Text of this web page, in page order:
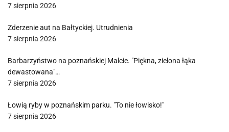
7 sierpnia 2026
Zderzenie aut na Bałtyckiej. Utrudnienia
7 sierpnia 2026
Barbarzyństwo na poznańskiej Malcie. "Piękna, zielona łąka
dewastowana"…
7 sierpnia 2026
Łowią ryby w poznańskim parku. "To nie łowisko!"
7 sierpnia 2026